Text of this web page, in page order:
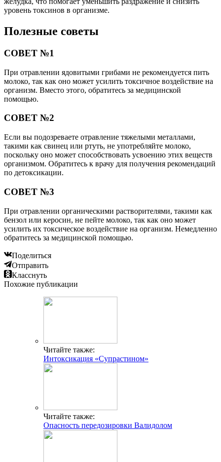
уровень токсинов в организме.
Полезные советы
СОВЕТ №1
При отравлении ядовитыми грибами не рекомендуется пить
молоко, так как оно может усилить токсичное воздействие на
организм. Вместо этого, обратитесь за медицинской
помощью.
СОВЕТ №2
Если вы подозреваете отравление тяжелыми металлами,
такими как свинец или ртуть, не употребляйте молоко,
поскольку оно может способствовать усвоению этих веществ
организмом. Обратитесь к врачу для получения рекомендаций
по детоксикации.
СОВЕТ №3
При отравлении органическими растворителями, такими как
бензол или керосин, не пейте молоко, так как оно может
усилить их токсическое воздействие на организм. Немедленно
обратитесь за медицинской помощью.
Поделиться
Отправить
Класснуть
Похожие публикации
Читайте также:
Интоксикация «Супрастином»
Читайте также:
Опасность передозировки Валидолом